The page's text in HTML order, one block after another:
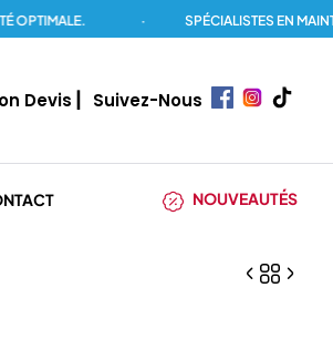
SPÉCIALISTES EN
Devis Suivez-Nous
NOUVEAUTÉS